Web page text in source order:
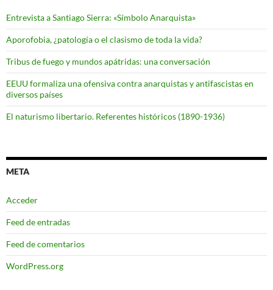
Entrevista a Santiago Sierra: «Símbolo Anarquista»
Aporofobia, ¿patología o el clasismo de toda la vida?
Tribus de fuego y mundos apátridas: una conversación
EEUU formaliza una ofensiva contra anarquistas y antifascistas en
diversos países
El naturismo libertario. Referentes históricos (1890-1936)
META
Acceder
Feed de entradas
Feed de comentarios
WordPress.org